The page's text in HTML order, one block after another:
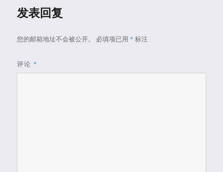
发表回复
您的邮箱地址不会被公开。 必填项已用 * 标注
评论 *